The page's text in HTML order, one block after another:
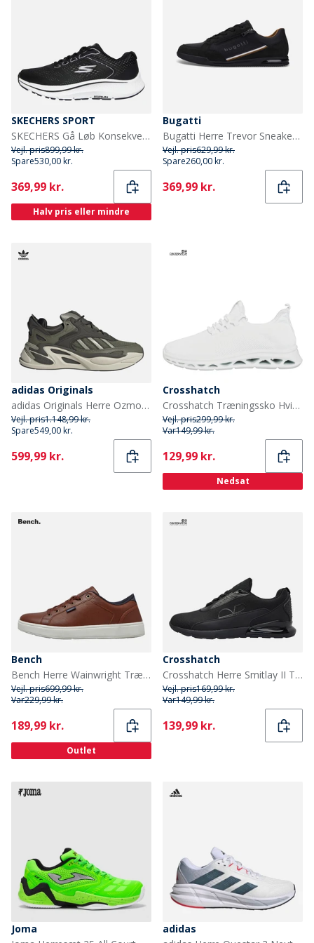
SKECHERS SPORT
SKECHERS Gå Løb Konsekvente Sneakers Sort
Vejl. pris899,99 kr.
Spare530,00 kr.
Current
369,99 kr.
Halv pris eller mindre
Bugatti
Bugatti Herre Trevor Sneakers Sort
Vejl. pris629,99 kr.
Spare260,00 kr.
Current
369,99 kr.
adidas Originals
adidas Originals Herre Ozmorph Træningssko Focus Olive/Silver Pebble/Shadow Olive
Vejl. pris1.148,99 kr.
Spare549,00 kr.
Current
599,99 kr.
Crosshatch
Crosshatch Træningssko Hvid Mono
Vejl. pris299,99 kr.
Var149,99 kr.
Current
129,99 kr.
Nedsat
Bench
Bench Herre Wainwright Træningssko Tan
Vejl. pris699,99 kr.
Var229,99 kr.
Current
189,99 kr.
Outlet
Crosshatch
Crosshatch Herre Smitlay II Træningssko Black Mono
Vejl. pris169,99 kr.
Var149,99 kr.
Current
139,99 kr.
Joma
adidas